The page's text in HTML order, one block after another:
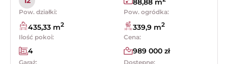
Pow. działki:
435,33 m2
Pow. ogródka:
339,9 m2
Ilość pokoi:
4
Cena:
989 000 zł
Garaż: Dostępne: